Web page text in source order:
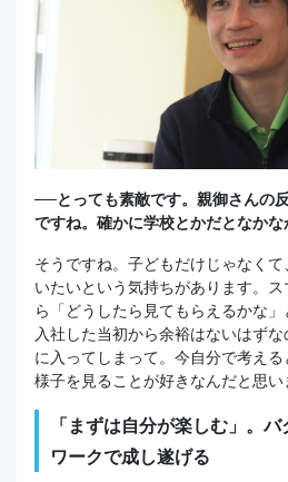
──とっても素敵です。親御さんの
ですね。確かに学校とかだとなかな
そうですね。子どもだけじゃなく
いたいという気持ちがあります。
ら「どうしたら見てもらえるかな」
入社した当初から余裕はないはず
に入ってしまって。今自分で考え
様子を見ることが好きなんだと思い
「まずは自分が楽しむ」。
ワークで成し遂げる